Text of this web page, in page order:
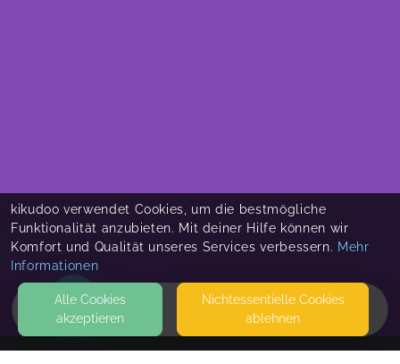
HOME
kikudoo verwendet Cookies, um die bestmögliche
Funktionalität anzubieten. Mit deiner Hilfe können wir
Komfort und Qualität unseres Services verbessern. Mehr
Informationen
Alle Cookies
akzeptieren
Nicht­essentielle Cookies
ablehnen